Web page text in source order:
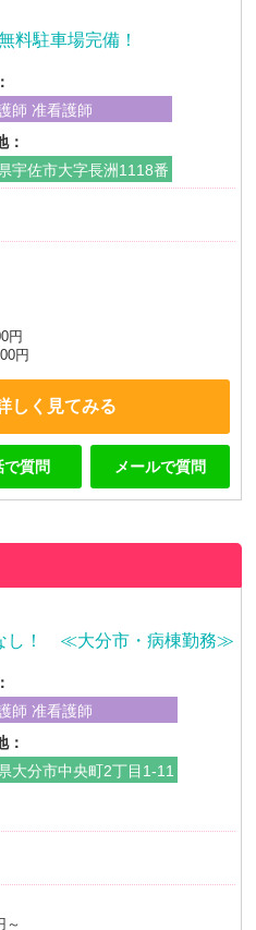
駐車場完備！
師 准看護師
：
宇佐市大字長洲1118番
円
円
しく見てみる
で質問 メールで質問
し！ ≪大分市・病棟勤務≫
師 准看護師
：
大分市中央町2丁目1-11
～